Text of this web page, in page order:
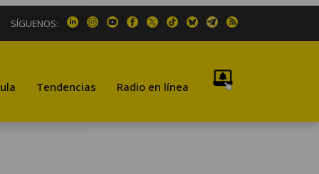
SÍGUENOS:
Tendencias Radio en línea